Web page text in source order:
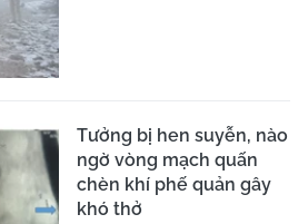
Tưởng bị hen suyễn, nào
ngờ vòng mạch quấn
chèn khí phế quản gây
khó thở